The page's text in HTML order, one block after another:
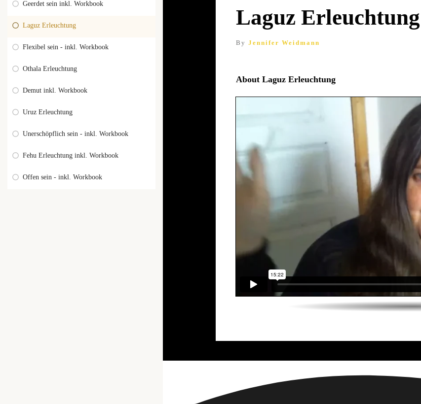
Laguz Erleuchtung
By Jennifer Weidmann
About Laguz Erleuchtung
Geerdet sein inkl. Workbook
Laguz Erleuchtung
Flexibel sein - inkl. Workbook
Othala Erleuchtung
Demut inkl. Workbook
Uruz Erleuchtung
Unerschöpflich sein - inkl. Workbook
Fehu Erleuchtung inkl. Workbook
Offen sein - inkl. Workbook